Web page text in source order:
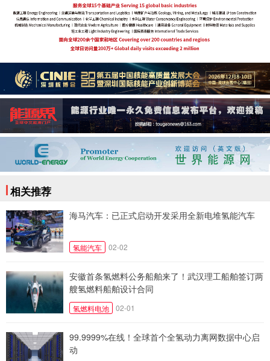
相关推荐
海马汽车：已正式启动开发采用全新电堆氢能汽车
氢能汽车 02-02
安徽首条氢燃料公务船舶来了！武汉理工船舶签订两
艘氢燃料船舶设计合同
氢燃料电池 02-01
99.9999%在线！全球首个全氢动力离网数据中心启
动